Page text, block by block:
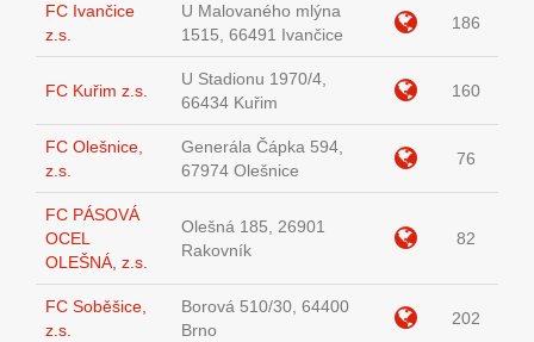
FC Ivančice
z.s.
U Malovaného mlýna
1515, 66491 Ivančice
186
FC Kuřim z.s.
U Stadionu 1970/4,
66434 Kuřim
160
FC Olešnice,
z.s.
Generála Čápka 594,
67974 Olešnice
76
FC PÁSOVÁ
OCEL
OLEŠNÁ, z.s.
Olešná 185, 26901
Rakovník
82
FC Soběšice,
z.s.
Borová 510/30, 64400
Brno
202